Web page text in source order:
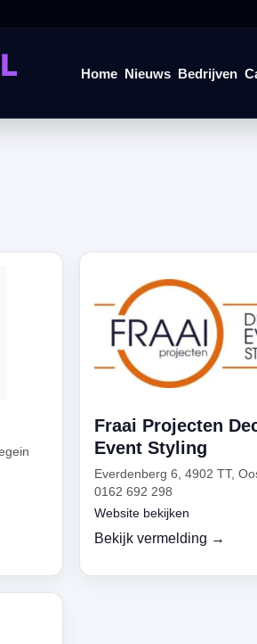
Home Nieuws Bedrijven
Fraai Projecten
Event Styling
Everdenberg 6, 4902 TT,
0162 692 298
Website bekijken
Bekijk vermelding →